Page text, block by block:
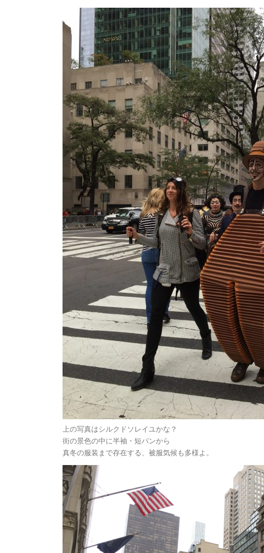
上の写真はシルクドソレイユかな？
街の景色の中に半袖・短パンから
真冬の服装まで存在する、被服気候も多様よ。